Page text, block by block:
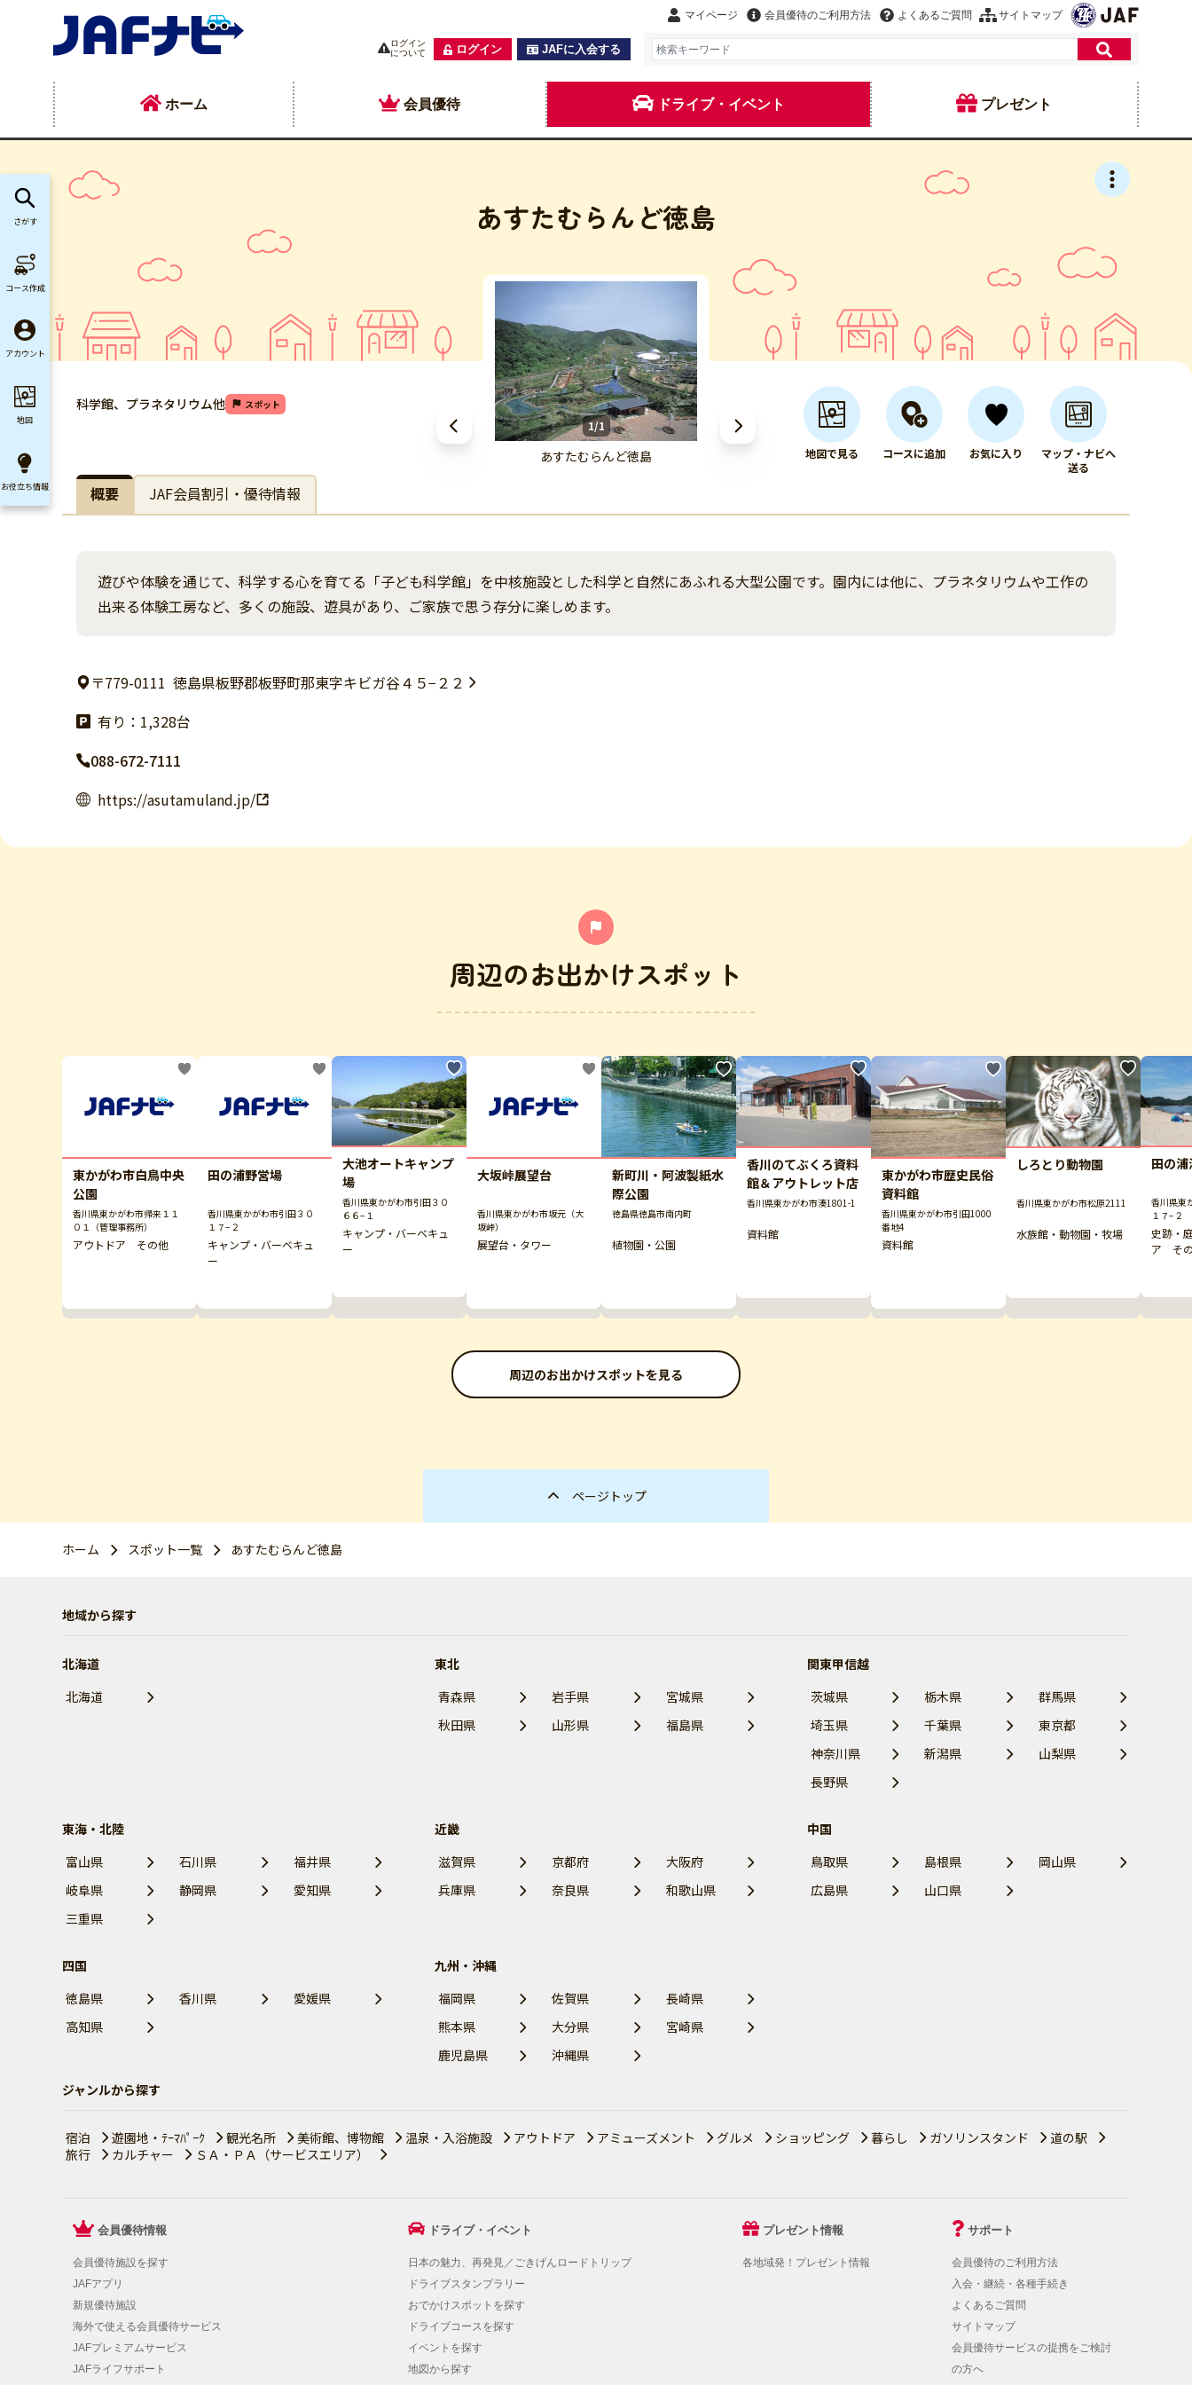
マイページ 会員優待のご利用方法 よくあるご質問 サイトマップ
ログイン
について
ログイン JAFに入会する
ホーム 会員優待 ドライブ・イベント プレゼント
あすたむらんど徳島
1/1
あすたむらんど徳島
科学館、プラネタリウム他 スポット
地図で見る コースに追加 お気に入り
マップ・ナビへ
送る
概要 JAF会員割引・優待情報
遊びや体験を通じて、科学する心を育てる「子ども科学館」を中核施設とした科学と自然にあふれる大型公園です。園内には他に、プラネタリウムや工作の
出来る体験工房など、多くの施設、遊具があり、ご家族で思う存分に楽しめます。
〒779-0111 徳島県板野郡板野町那東字キビガ谷４５−２２
有り：1,328台
088-672-7111
https://asutamuland.jp/
周辺のお出かけスポット
東かがわ市白鳥中央
公園
香川県東かがわ市帰来１１
０１（管理事務所）
アウトドア その他
田の浦野営場
香川県東かがわ市引田３０
１７−２
キャンプ・バーベキュ
ー
大池オートキャンプ
場
香川県東かがわ市引田３０
６６−１
キャンプ・バーベキュ
ー
大坂峠展望台
香川県東かがわ市坂元（大
坂峠）
展望台・タワー
新町川・阿波製紙水
際公園
徳島県徳島市南内町
植物園・公園
香川のてぶくろ資料
館＆アウトレット店
香川県東かがわ市湊1801-1
資料館
東かがわ市歴史民俗
資料館
香川県東かがわ市引田1000
番地4
資料館
しろとり動物園
香川県東かがわ市松原2111
水族館・動物園・牧場
田の
香川県東
１７−２
史跡・
ア そ
周辺のお出かけスポットを見る
ページトップ
ホーム スポット一覧 あすたむらんど徳島
地域から探す
北海道
北海道
東北
青森県
岩手県
宮城県
秋田県
山形県 福島県
関東甲信越
茨城県
栃木県
群馬県
埼玉県
千葉県
東京都
神奈川県
新潟県
山梨県
長野県
東海・北陸
富山県
石川県
福井県
岐阜県
静岡県
愛知県
三重県
近畿
滋賀県
京都府
大阪府
兵庫県
奈良県 和歌山県
中国
鳥取県
島根県
岡山県
広島県
山口県
四国
徳島県
香川県
愛媛県
高知県
九州・沖縄
福岡県
佐賀県
長崎県
熊本県
大分県
宮崎県
鹿児島県
沖縄県
ジャンルから探す
宿泊 遊園地・ﾃｰﾏﾊﾟｰｸ 観光名所 美術館、博物館 温泉・入浴施設 アウトドア アミューズメント グルメ ショッピング 暮らし ガソリンスタンド
道の駅
旅行
カルチャー ＳＡ・ＰＡ（サービスエリア）
会員優待情報
会員優待施設を探す
JAFアプリ
新規優待施設
海外で使える会員優待サービス
JAFプレミアムサービス
JAFライフサポート
ドライブ・イベント
日本の魅力、再発見／ごきげんロードトリップ
ドライブスタンプラリー
おでかけスポットを探す
ドライブコースを探す
イベントを探す
地図から探す
プレゼント情報
各地域発！プレゼント情報
サポート
会員優待のご利用方法
入会・継続・各種手続き
よくあるご質問
サイトマップ
会員優待サービスの提携をご検討
の方へ
さがす
コース作成
アカウント
地図
お役立ち情報